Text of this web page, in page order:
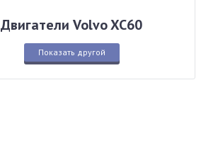
Двигатели Volvo XC60
Показать другой